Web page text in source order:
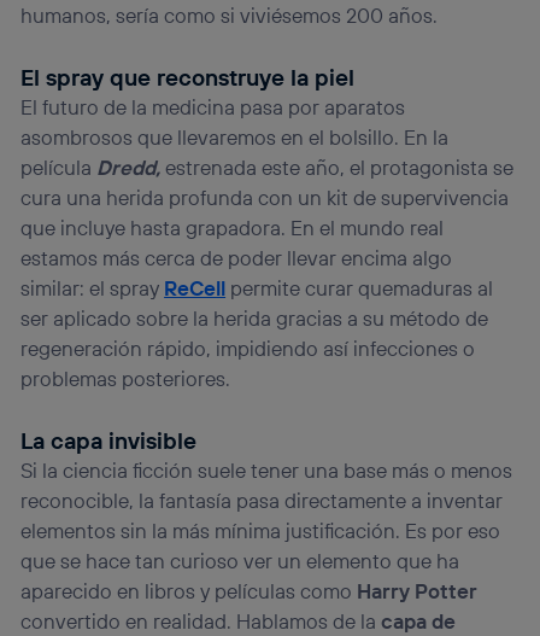
humanos, sería como si viviésemos 200 años.
El spray que reconstruye la piel
El futuro de la medicina pasa por aparatos
asombrosos que llevaremos en el bolsillo. En la
película Dredd,estrenada este año, el protagonista se
cura una herida profunda con un kit de supervivencia
que incluye hasta grapadora. En el mundo real
estamos más cerca de poder llevar encima algo
similar: el spray ReCell permite curar quemaduras al
ser aplicado sobre la herida gracias a su método de
regeneración rápido, impidiendo así infecciones o
problemas posteriores.
La capa invisible
Si la ciencia ficción suele tener una base más o menos
reconocible, la fantasía pasa directamente a inventar
elementos sin la más mínima justificación. Es por eso
que se hace tan curioso ver un elemento que ha
aparecido en libros y películas como Harry Potter
convertido en realidad. Hablamos de la capa de